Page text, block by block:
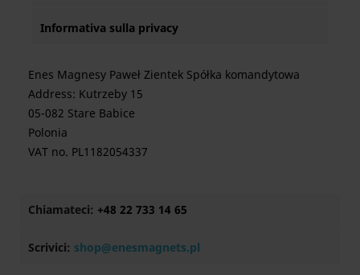
Informativa sulla privacy
Enes Magnesy Paweł Zientek Spółka komandytowa
Address: Kutrzeby 15
05-082 Stare Babice
Polonia
VAT no. PL1182054337
Chiamateci: +48 22 733 14 65
Scrivici: shop@enesmagnets.pl